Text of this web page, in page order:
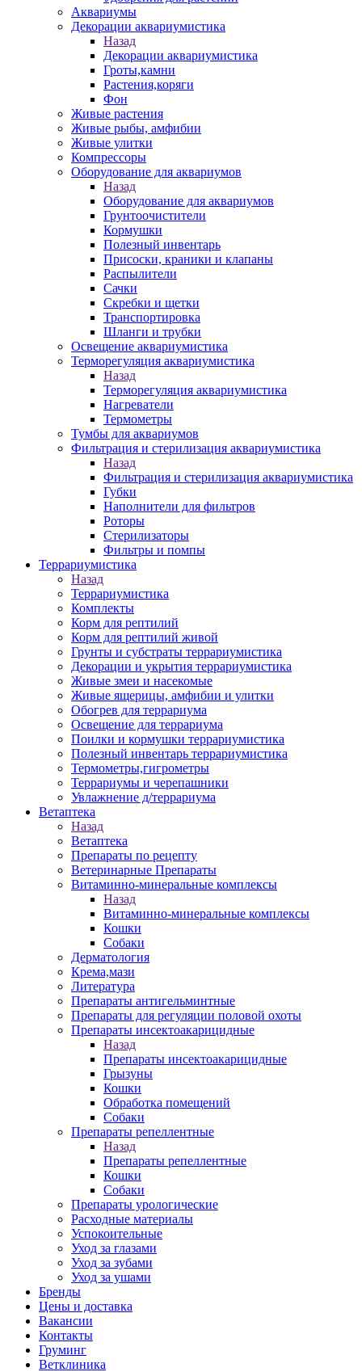
Аквариумы
Декорации аквариумистика
Назад
Декорации аквариумистика
Гроты,камни
Растения,коряги
Фон
Живые растения
Живые рыбы, амфибии
Живые улитки
Компрессоры
Оборудование для аквариумов
Назад
Оборудование для аквариумов
Грунтоочистители
Кормушки
Полезный инвентарь
Присоски, краники и клапаны
Распылители
Сачки
Скребки и щетки
Транспортировка
Шланги и трубки
Освещение аквариумистика
Терморегуляция аквариумистика
Назад
Терморегуляция аквариумистика
Нагреватели
Термометры
Тумбы для аквариумов
Фильтрация и стерилизация аквариумистика
Назад
Фильтрация и стерилизация аквариумистика
Губки
Наполнители для фильтров
Роторы
Стерилизаторы
Фильтры и помпы
Террариумистика
Назад
Террариумистика
Комплекты
Корм для рептилий
Корм для рептилий живой
Грунты и субстраты террариумистика
Декорации и укрытия террариумистика
Живые змеи и насекомые
Живые ящерицы, амфибии и улитки
Обогрев для террариума
Освещение для террариума
Поилки и кормушки террариумистика
Полезный инвентарь террариумистика
Термометры,гигрометры
Террариумы и черепашники
Увлажнение д/террариума
Ветаптека
Назад
Ветаптека
Препараты по рецепту
Ветеринарные Препараты
Витаминно-минеральные комплексы
Назад
Витаминно-минеральные комплексы
Кошки
Собаки
Дерматология
Крема,мази
Литература
Препараты антигельминтные
Препараты для регуляции половой охоты
Препараты инсектоакарицидные
Назад
Препараты инсектоакарицидные
Грызуны
Кошки
Обработка помещений
Собаки
Препараты репеллентные
Назад
Препараты репеллентные
Кошки
Собаки
Препараты урологические
Расходные материалы
Успокоительные
Уход за глазами
Уход за зубами
Уход за ушами
Бренды
Цены и доставка
Вакансии
Контакты
Груминг
Ветклиника